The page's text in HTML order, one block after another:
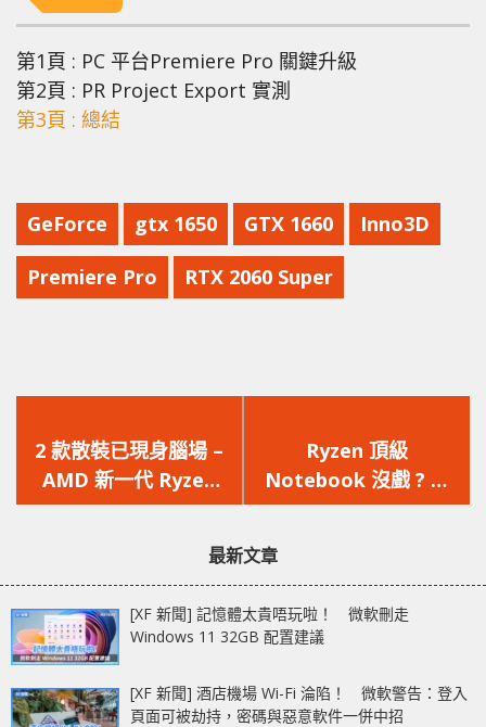
第1頁 : PC 平台Premiere Pro 關鍵升級
第2頁 : PR Project Export 實測
第3頁 : 總結
GeForce gtx 1650 GTX 1660 Inno3D
Premiere Pro RTX 2060 Super
一
篇
文
2 款散裝已現身腦場 –
AMD 新一代 Ryzen
4000G 系列 APU 登場
一
篇
文
Ryzen 頂級
Notebook 沒戲 ? 搭
配獨顯時僅支援 PCI-E
最新文章
[XF 新聞] 記憶體太貴唔玩啦！ 微軟刪走
Windows 11 32GB 配置建議
[XF 新聞] 酒店機場 Wi-Fi 淪陷！ 微軟警告：登入
頁面可被劫持，密碼與惡意軟件一併中招